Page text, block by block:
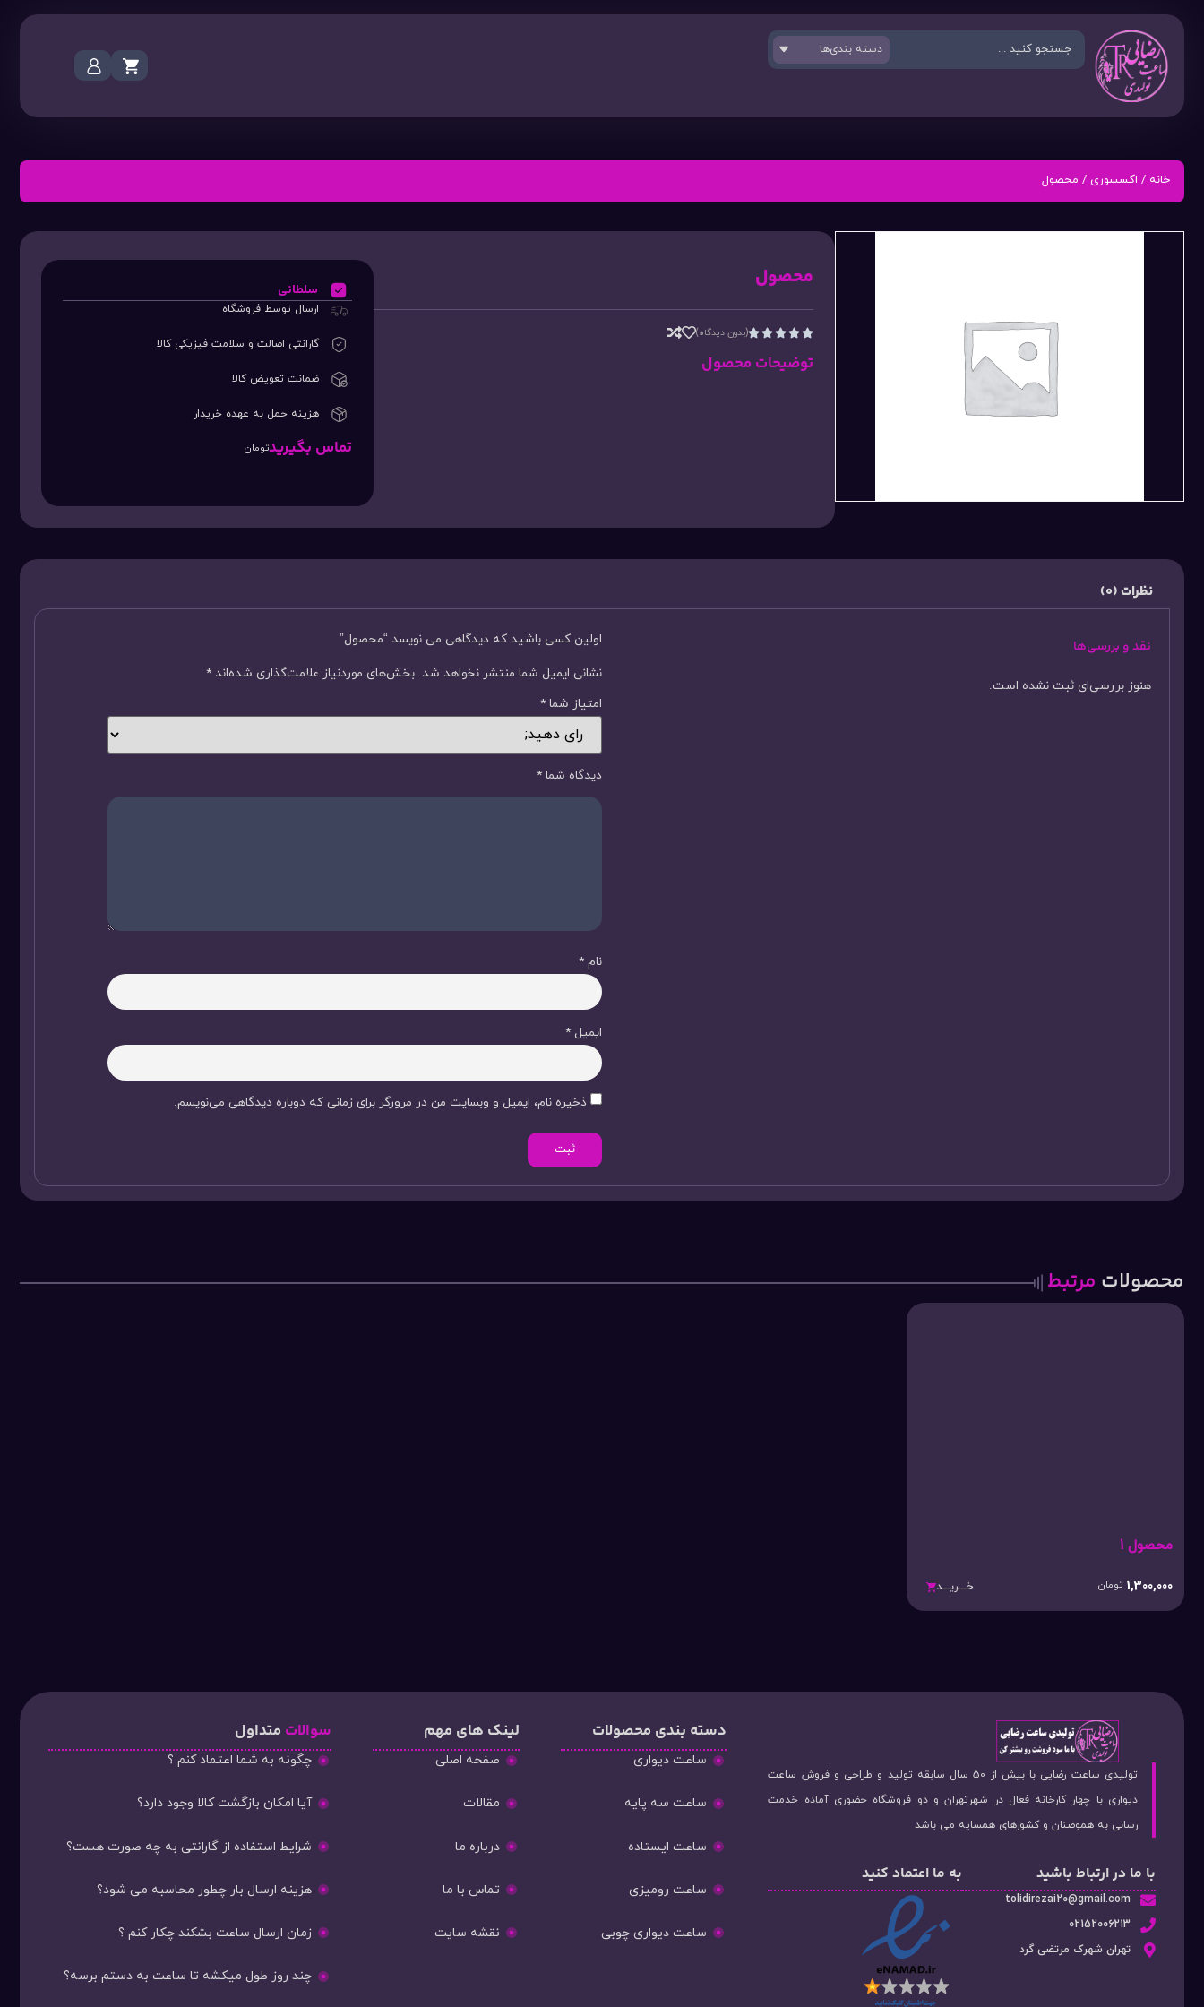
خانه / اکسسوری / محصول
محصول




(بدون دیدگاه)
توضیحات محصول
سلطانی
ارسال توسط فروشگاه
گارانتی اصالت و سلامت فیزیکی کالا
ضمانت تعویض کالا
هزینه حمل به عهده خریدار
تماس بگیریدتومان
نظرات (0)
نقد و بررسی‌ها
هنوز بررسی‌ای ثبت نشده است.
اولین کسی باشید که دیدگاهی می نویسد “محصول”
نشانی ایمیل شما منتشر نخواهد شد. بخش‌های موردنیاز علامت‌گذاری شده‌اند *
امتیاز شما *
دیدگاه شما *
نام *
ایمیل *
ذخیره نام، ایمیل و وبسایت من در مرورگر برای زمانی که دوباره دیدگاهی می‌نویسم.
محصولات مرتبط
محصول 1
1,300,000 تومان خـــریـــد
تولیدی ساعت رضایی با بیش از 50 سال سابقه تولید و طراحی و فروش ساعت
دیواری با چهار کارخانه فعال در شهرتهران و دو فروشگاه حضوری آماده خدمت
رسانی به هموصنان و کشورهای همسایه می باشد
با ما در ارتباط باشید
tolidirezai20@gmail.com
02152006213
تهران شهرک مرتضی گرد
به ما اعتماد کنید
دسته‌ بندی محصولات
ساعت دیواری
ساعت سه پایه
ساعت ایستاده
ساعت رومیزی
ساعت دیواری چوبی
لینک های مهم
صفحه اصلی
مقالات
درباره ما
تماس با ما
نقشه سایت
سوالات متداول
چگونه به شما اعتماد کنم ؟
آیا امکان بازگشت کالا وجود دارد؟
شرایط استفاده از گارانتی به چه صورت هست؟
هزینه ارسال بار چطور محاسبه می شود؟
زمان ارسال ساعت بشکند چکار کنم ؟
چند روز طول میکشه تا ساعت به دستم برسه؟